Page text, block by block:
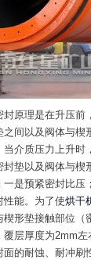
原理是在升压前
之间以及阀体与楔
介质压力上升时
垫以及阀体与楔
是预紧密封比压
性能。为了使烘干
形垫接触部位（
层厚度为2mm
的耐蚀、耐冲刷